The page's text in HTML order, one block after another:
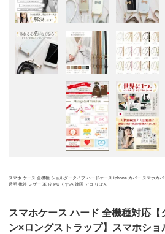
スマホ ケース 全機種 ショルダータイプ ハードケース iphone カバー スマホカ
透明 携帯 レザー 革 皮 PU くすみ 韓国 デコ りぼん
スマホケース ハード 全機種対応
ン×ロングストラップ】スマホショ